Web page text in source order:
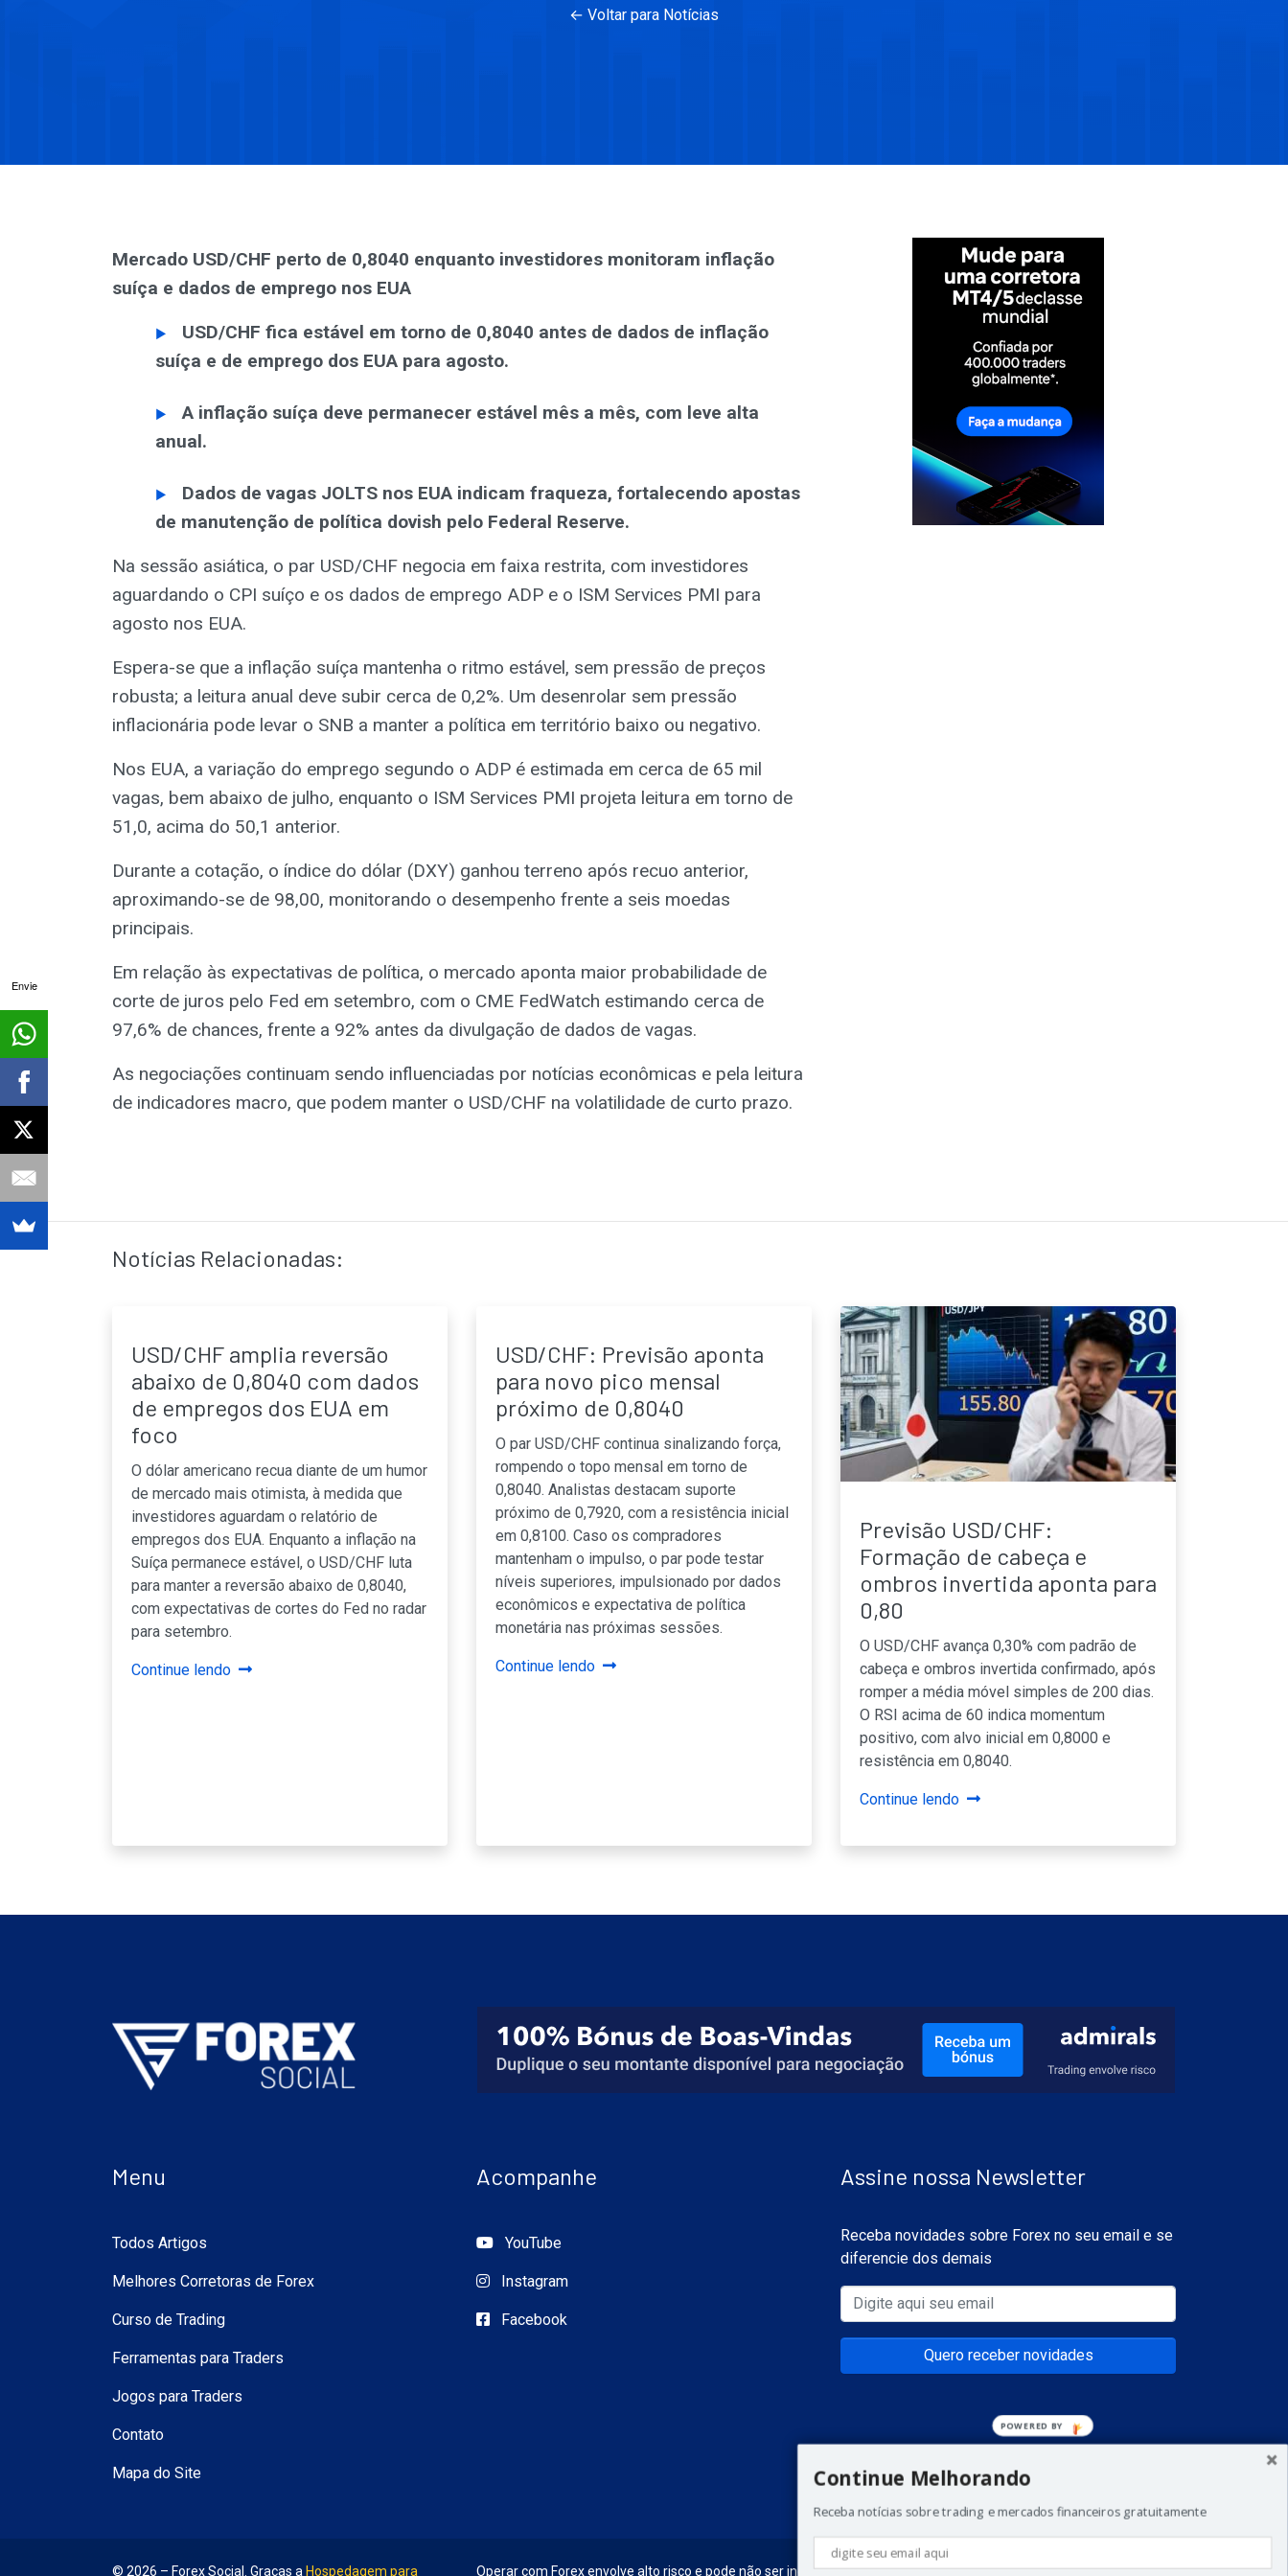
← Voltar para Notícias
Mercado USD/CHF perto de 0,8040 enquanto investidores monitoram inflação
suíça e dados de emprego nos EUA
USD/CHF fica estável em torno de 0,8040 antes de dados de inflação
suíça e de emprego dos EUA para agosto.
A inflação suíça deve permanecer estável mês a mês, com leve alta
anual.
Dados de vagas JOLTS nos EUA indicam fraqueza, fortalecendo apostas
de manutenção de política dovish pelo Federal Reserve.
Na sessão asiática, o par USD/CHF negocia em faixa restrita, com investidores
aguardando o CPI suíço e os dados de emprego ADP e o ISM Services PMI para
agosto nos EUA.
Espera-se que a inflação suíça mantenha o ritmo estável, sem pressão de preços
robusta; a leitura anual deve subir cerca de 0,2%. Um desenrolar sem pressão
inflacionária pode levar o SNB a manter a política em território baixo ou negativo.
Nos EUA, a variação do emprego segundo o ADP é estimada em cerca de 65 mil
vagas, bem abaixo de julho, enquanto o ISM Services PMI projeta leitura em torno de
51,0, acima do 50,1 anterior.
Durante a cotação, o índice do dólar (DXY) ganhou terreno após recuo anterior,
aproximando-se de 98,00, monitorando o desempenho frente a seis moedas
principais.
Em relação às expectativas de política, o mercado aponta maior probabilidade de
corte de juros pelo Fed em setembro, com o CME FedWatch estimando cerca de
97,6% de chances, frente a 92% antes da divulgação de dados de vagas.
As negociações continuam sendo influenciadas por notícias econômicas e pela leitura
de indicadores macro, que podem manter o USD/CHF na volatilidade de curto prazo.
Notícias Relacionadas:
USD/CHF amplia reversão
abaixo de 0,8040 com dados
de empregos dos EUA em
foco
O dólar americano recua diante de um humor
de mercado mais otimista, à medida que
investidores aguardam o relatório de
empregos dos EUA. Enquanto a inflação na
Suíça permanece estável, o USD/CHF luta
para manter a reversão abaixo de 0,8040,
com expectativas de cortes do Fed no radar
para setembro.
Continue lendo
USD/CHF: Previsão aponta
para novo pico mensal
próximo de 0,8040
O par USD/CHF continua sinalizando força,
rompendo o topo mensal em torno de
0,8040. Analistas destacam suporte
próximo de 0,7920, com a resistência inicial
em 0,8100. Caso os compradores
mantenham o impulso, o par pode testar
níveis superiores, impulsionado por dados
econômicos e expectativa de política
monetária nas próximas sessões.
Continue lendo
Previsão USD/CHF:
Formação de cabeça e
ombros invertida aponta para
0,80
O USD/CHF avança 0,30% com padrão de
cabeça e ombros invertida confirmado, após
romper a média móvel simples de 200 dias.
O RSI acima de 60 indica momentum
positivo, com alvo inicial em 0,8000 e
resistência em 0,8040.
Continue lendo
Menu
Todos Artigos
Melhores Corretoras de Forex
Curso de Trading
Ferramentas para Traders
Jogos para Traders
Contato
Mapa do Site
Acompanhe
YouTube
Instagram
Facebook
Assine nossa Newsletter
Receba novidades sobre Forex no seu email e se
diferencie dos demais
Quero receber novidades
Operar com Forex envolve alto risco e pode não ser indicado para todos os investidores. Não invista dinheiro que
© 2026 – Forex Social. Graças a Hospedagem para
Envie
Continue Melhorando
Receba notícias sobre trading e mercados financeiros gratuitamente
POWERED
BY